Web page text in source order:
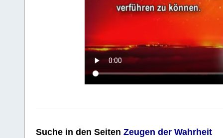
Suche in den Seiten Zeugen der Wahrheit